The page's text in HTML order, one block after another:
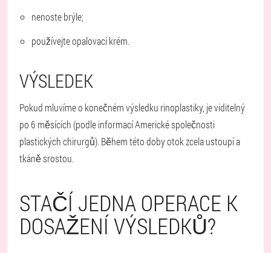
nenoste brýle;
používejte opalovací krém.
VÝSLEDEK
Pokud mluvíme o konečném výsledku rinoplastiky, je viditelný
po 6 měsících (podle informací Americké společnosti
plastických chirurgů). Během této doby otok zcela ustoupí a
tkáně srostou.
STAČÍ JEDNA OPERACE K
DOSAŽENÍ VÝSLEDKŮ?